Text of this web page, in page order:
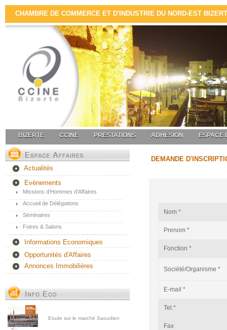
CHAMBRE DE COMMERCE ET D'INDUSTRIE DU NORD-EST
BIZERTE CCINE PRESTATIONS ADHÉSION ESPACE
Actualités
Evènements
Missions d’Hommes d’Affaires
Accueil de Délégations
Séminaires
Foires & Salons
Informations Economiques
Opportunités d'Affaires
Annonces Immobilières
Etude sur le marché Saoudien
DEMANDE
Nom *
Prenom *
Fonction *
Société/Organisme *
E-mail *
Tel.*
Fax